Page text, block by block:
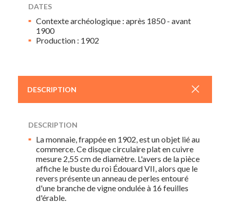
DATES
Contexte archéologique : après 1850 - avant
1900
Production : 1902
DESCRIPTION +
DESCRIPTION
La monnaie, frappée en 1902, est un objet lié au
commerce. Ce disque circulaire plat en cuivre
mesure 2,55 cm de diamètre. L'avers de la pièce
affiche le buste du roi Édouard VII, alors que le
revers présente un anneau de perles entouré
d'une branche de vigne ondulée à 16 feuilles
d'érable.